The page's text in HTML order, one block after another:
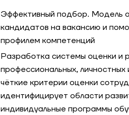
Эффективный подбор. Модель
кандидатов на вакансию и
профилем компетенций
Разработка системы оценки и
профессиональных,
чёткие критерии оценки
идентифицирует области
индивидуальные программы